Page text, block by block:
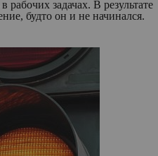
задачах. В результате
будто он и не начинался.